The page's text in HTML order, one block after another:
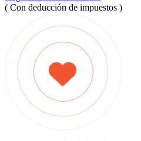
( Con deducción de impuestos )